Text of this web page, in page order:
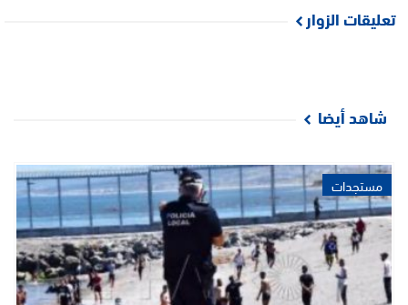
تعليقات الزوار
شاهد أيضا
مستجدات